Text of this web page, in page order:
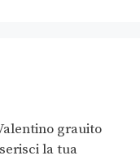
grauito
la tua